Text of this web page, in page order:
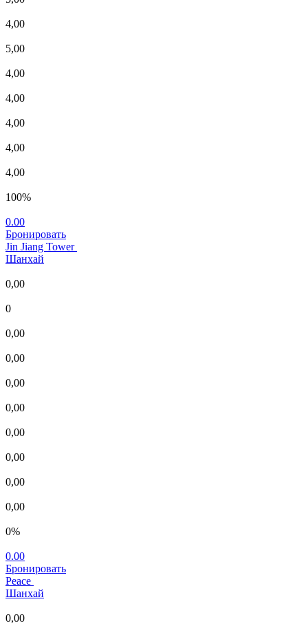
4,00
5,00
4,00
4,00
4,00
4,00
4,00
100%
0.00
Бронировать
Jin Jiang Tower
Шанхай
0,00
0
0,00
0,00
0,00
0,00
0,00
0,00
0,00
0,00
0%
0.00
Бронировать
Peace
Шанхай
0,00